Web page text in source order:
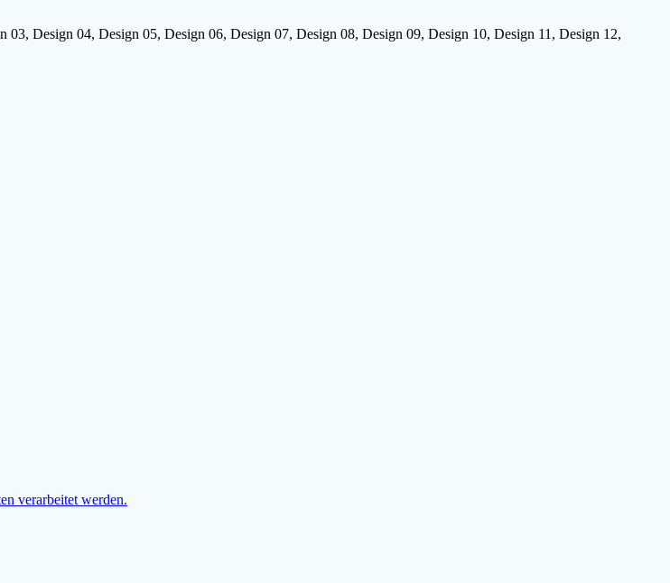
03, Design 04, Design 05, Design 06, Design 07, Design 08, Design 09, Design 10, Design 11, Design 12,
verarbeitet werden.